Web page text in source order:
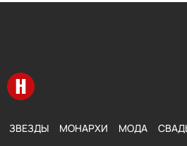
Перейти на главную
ЗВЕЗДЫ МОНАРХИ МОДА